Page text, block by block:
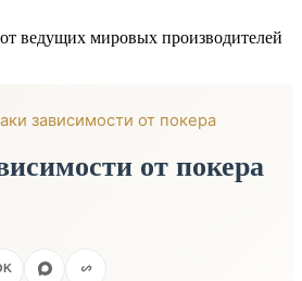
ведущих мировых производителей
зависимости от покера
от покера